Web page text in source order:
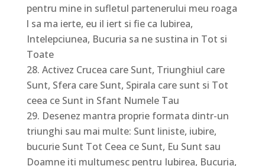
pentru mine in sufletul partenerului meu roaga
l sa ma ierte, eu il iert si fie ca Iubirea,
Intelepciunea, Bucuria sa ne sustina in Tot si
Toate
Activez Crucea care Sunt, Triunghiul care
Sunt, Sfera care Sunt, Spirala care sunt si Tot
ceea ce Sunt in Sfant Numele Tau
Desenez mantra proprie formata dintr-un
triunghi sau mai multe: Sunt liniste, iubire,
bucurie Sunt Tot Ceea ce Sunt, Eu Sunt sau
Doamne iti multumesc pentru Iubirea, Bucuria,